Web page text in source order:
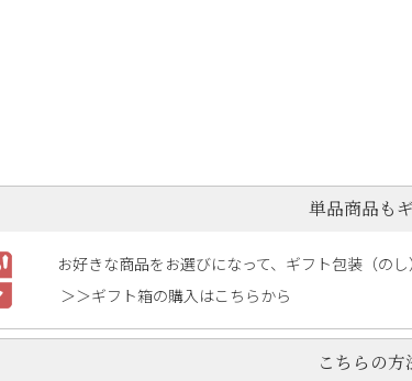
単品商品も
お好きな商品をお選びになって、ギフト包装（の
＞＞ギフト箱の購入はこちらから
こちらの